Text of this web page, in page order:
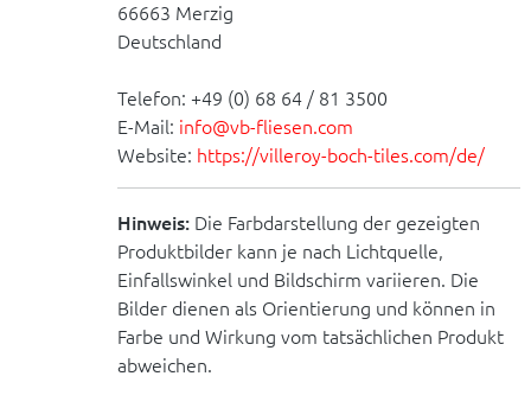
66663 Merzig
Deutschland
Telefon: +49 (0) 68 64 / 81 3500
E-Mail: info@vb-fliesen.com
Website: https://villeroy-boch-tiles.com/de/
Hinweis: Die Farbdarstellung der gezeigten
Produktbilder kann je nach Lichtquelle,
Einfallswinkel und Bildschirm variieren. Die
Bilder dienen als Orientierung und können in
Farbe und Wirkung vom tatsächlichen Produkt
abweichen.